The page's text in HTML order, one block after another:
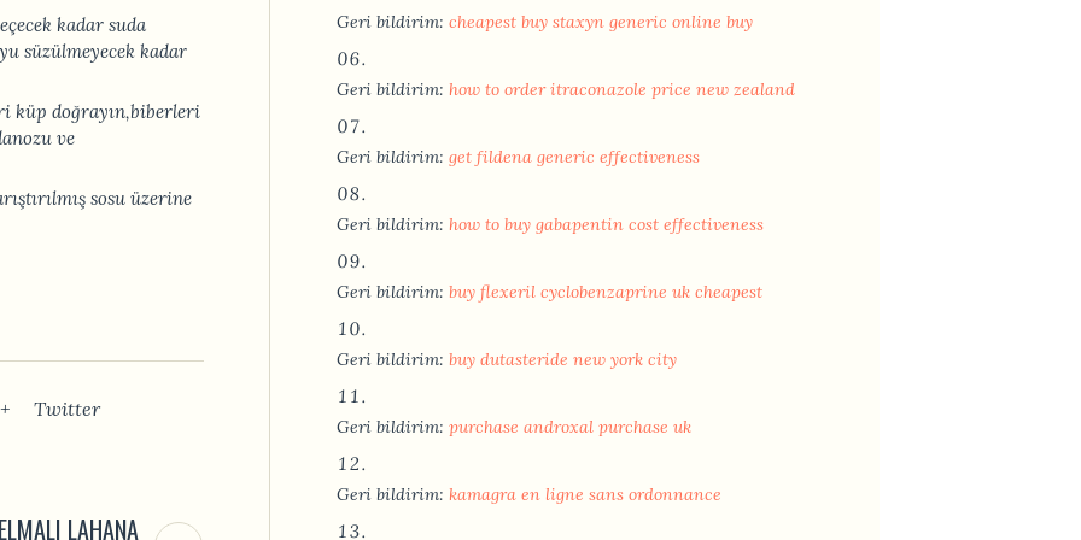
kadar suda
süzülmeyecek kadar
küp doğrayın,biberleri
ve
sosu üzerine
Twitter
LAHANA
Geri bildirim: cheapest buy staxyn generic online buy
Geri bildirim: how to order itraconazole price new zealand
Geri bildirim: get fildena generic effectiveness
Geri bildirim: how to buy gabapentin cost effectiveness
Geri bildirim: buy flexeril cyclobenzaprine uk cheapest
Geri bildirim: buy dutasteride new york city
Geri bildirim: purchase androxal purchase uk
Geri bildirim: kamagra en ligne sans ordonnance